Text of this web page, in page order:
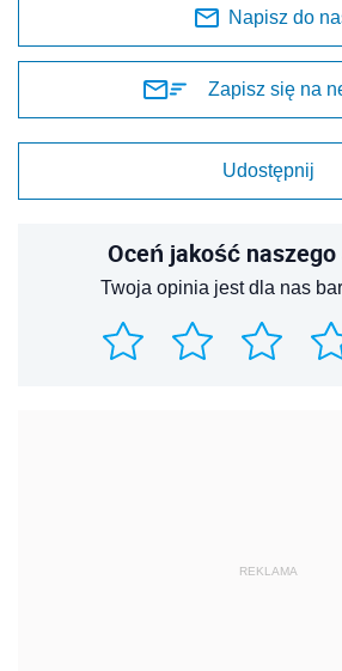
Napisz do
Zapisz się na
Udostępnij
Oceń jakość naszego
Twoja opinia jest dla nas
REKLAMA